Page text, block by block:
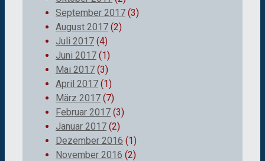
September 2017 (3)
August 2017 (2)
Juli 2017 (4)
Juni 2017 (1)
Mai 2017 (3)
April 2017 (1)
März 2017 (7)
Februar 2017 (3)
Januar 2017 (2)
Dezember 2016 (1)
November 2016 (2)